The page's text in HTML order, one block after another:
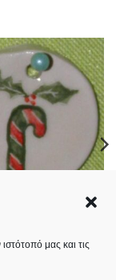
μας και τις